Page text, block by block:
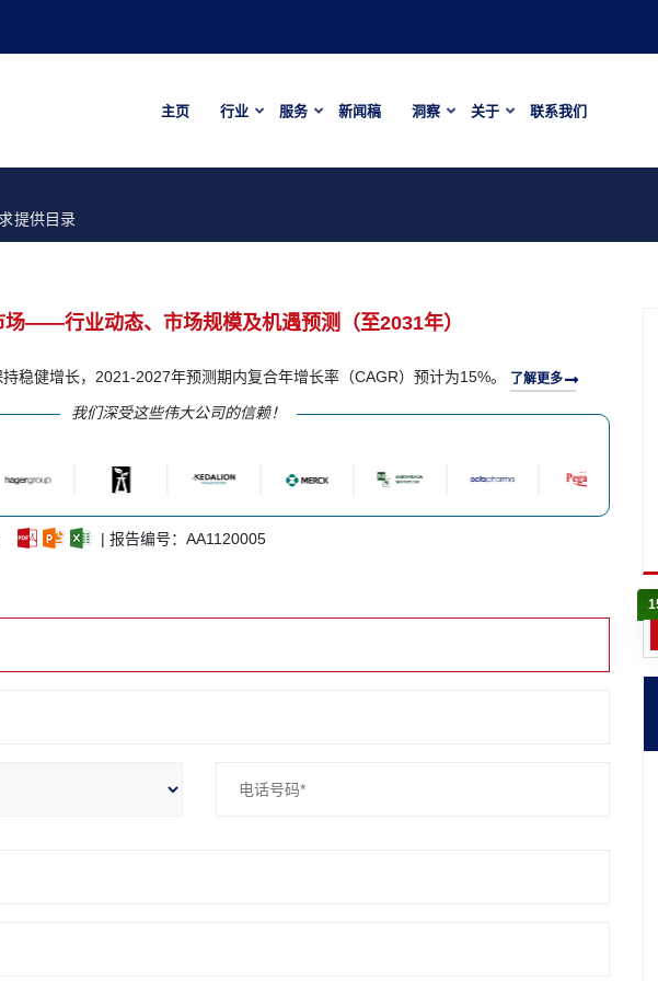
主页 行业 服务 新闻稿 洞察 关于 联系我们
提供目录
——行业动态、市场规模及机遇预测（至2031年）
稳健增长，2021-2027年预测期内复合年增长率（CAGR）预计为15%。 了解更多
我们深受这些伟大公司的信赖！
| 报告编号：AA1120005